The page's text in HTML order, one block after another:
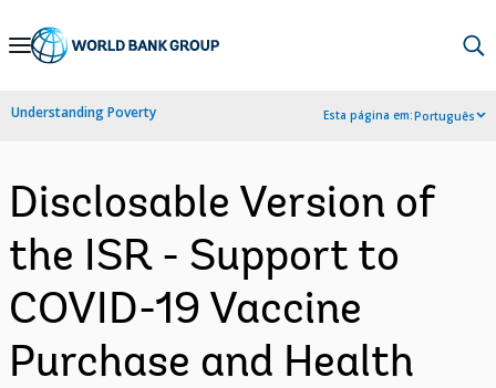
Skip
Navigation
Understanding Poverty Esta página em:Português
Disclosable Version of
the ISR - Support to
COVID-19 Vaccine
Purchase and Health